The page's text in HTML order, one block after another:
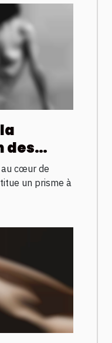
des
dans
au cœur de
un prisme à